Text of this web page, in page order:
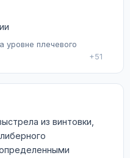
уровне плечевого
+51
из винтовки,